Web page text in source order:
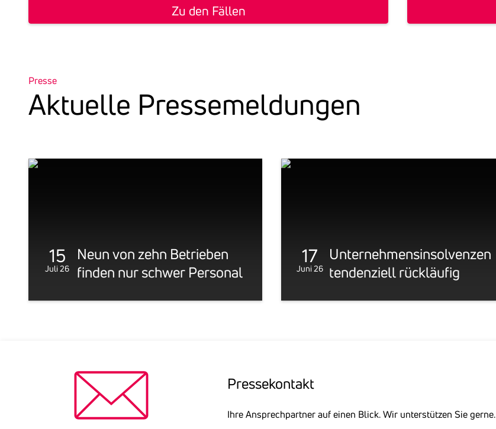
Zu den Fällen
Presse
Aktu­elle Pres­se­mel­dungen
P
s
15
Juli 26
Neun von zehn Betrieben
finden nur schwer Personal
17
Juni 26
Unter­neh­mens­in­sol­venzen
tenden­ziell rück­läufig
Pres­se­kon­takt
Ihre Ansprechpartner auf einen Blick. Wir unterstützen Sie gerne.